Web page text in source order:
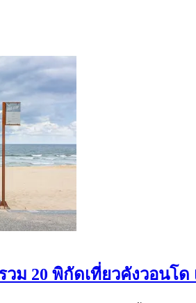
ม 20 พิกัดเที่ยวคังวอนโด